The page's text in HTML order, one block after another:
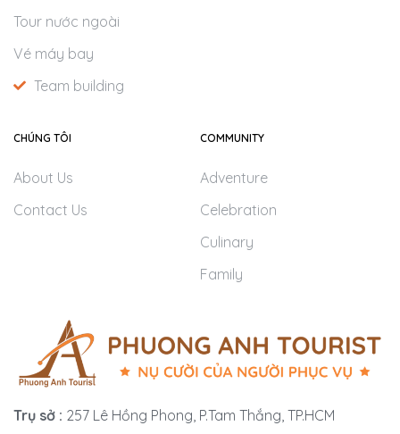
Tour nước ngoài
Vé máy bay
Team building
CHÚNG TÔI
About Us
Contact Us
COMMUNITY
Adventure
Celebration
Culinary
Family
Trụ sở : 257 Lê Hồng Phong, P.Tam Thắng, TP.HCM